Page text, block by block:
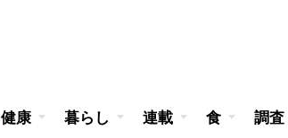
健康 暮らし 連載 食 調査